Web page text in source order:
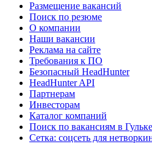
Размещение вакансий
Поиск по резюме
О компании
Наши вакансии
Реклама на сайте
Требования к ПО
Безопасный HeadHunter
HeadHunter API
Партнерам
Инвесторам
Каталог компаний
Поиск по вакансиям в
Сетка: соцсеть для